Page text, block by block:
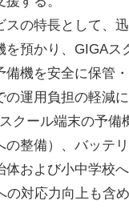
の特長として、
を預かり、GIGA
備機を安全に保管
の運用負担の軽減
クール端末の予
の整備）、バッテ
体および小中学校
対応力向上も含